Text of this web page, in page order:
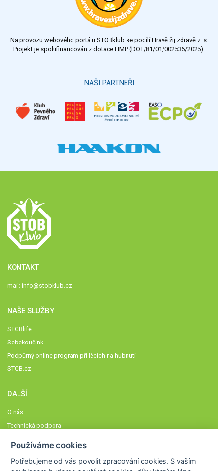
Na provozu webového portálu STOBklub se podílí Hravě žij zdravě z. s.
Projekt je spolufinancován z dotace HMP (DOT/81/01/002536/2025).
NAŠI PARTNEŘI
KONTAKT
mail: info@stobklub.cz
NAŠE SLUŽBY
STOBlife
Sebekoučink
Podpůrný online program při lécích na hubnutí
STOB.cz
DALŠÍ
O nás
Technická podpora
Členové STOBklubu
Používáme cookies
Potřebujeme od vás povolit zpracování cookies. S vaším